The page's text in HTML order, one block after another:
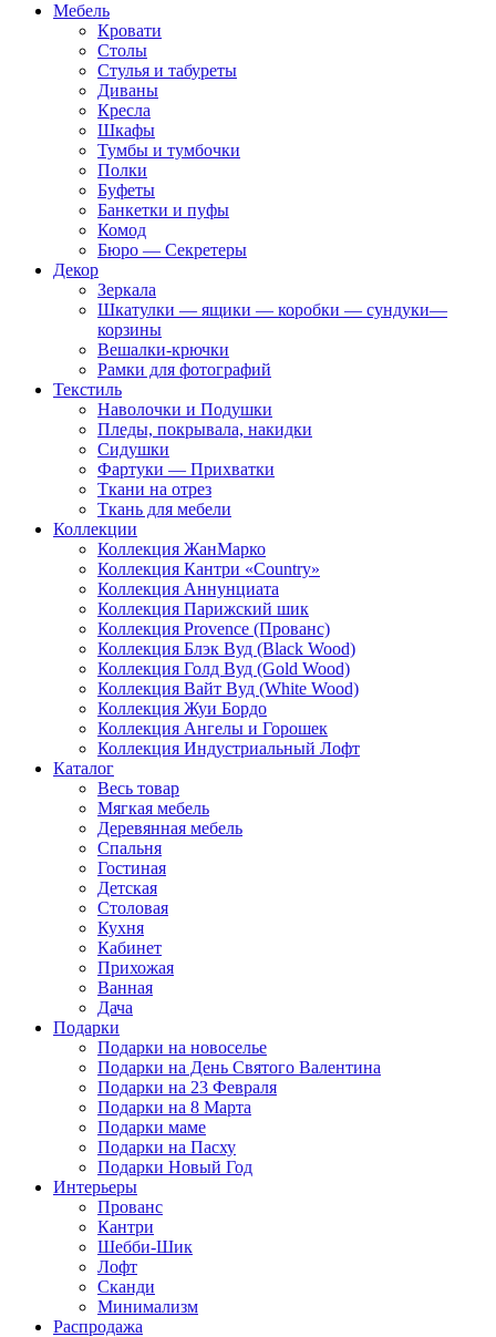
Мебель
Кровати
Столы
Стулья и табуреты
Диваны
Кресла
Шкафы
Тумбы и тумбочки
Полки
Буфеты
Банкетки и пуфы
Комод
Бюро — Секретеры
Декор
Зеркала
Шкатулки — ящики — коробки — сундуки—
корзины
Вешалки-крючки
Рамки для фотографий
Текстиль
Наволочки и Подушки
Пледы, покрывала, накидки
Сидушки
Фартуки — Прихватки
Ткани на отрез
Ткань для мебели
Коллекции
Коллекция ЖанМарко
Коллекция Кантри «Country»
Коллекция Аннунциата
Коллекция Парижский шик
Коллекция Provence (Прованс)
Коллекция Блэк Вуд (Black Wood)
Коллекция Голд Вуд (Gold Wood)
Коллекция Вайт Вуд (White Wood)
Коллекция Жуи Бордо
Коллекция Ангелы и Горошек
Коллекция Индустриальный Лофт
Каталог
Весь товар
Мягкая мебель
Деревянная мебель
Спальня
Гостиная
Детская
Столовая
Кухня
Кабинет
Прихожая
Ванная
Дача
Подарки
Подарки на новоселье
Подарки на День Святого Валентина
Подарки на 23 Февраля
Подарки на 8 Марта
Подарки маме
Подарки на Пасху
Подарки Новый Год
Интерьеры
Прованс
Кантри
Шебби-Шик
Лофт
Сканди
Минимализм
Распродажа